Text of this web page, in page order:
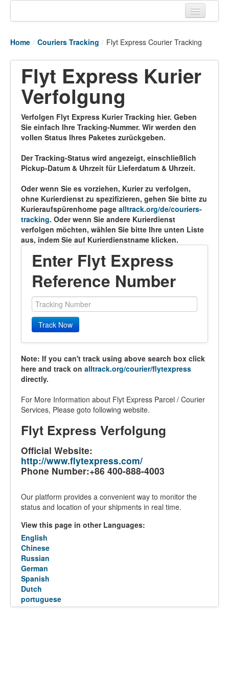
Tracking links
Couriers Tracking
Air Cargo Tracking
Postal Tracking
Vessel Tracking
Port Of Calls
Home / Couriers Tracking / Flyt Express Courier Tracking
Flyt Express Kurier
Verfolgung
Verfolgen Flyt Express Kurier Tracking hier. Geben
Sie einfach Ihre Tracking-Nummer. Wir werden den
vollen Status Ihres Paketes zurückgeben.
Der Tracking-Status wird angezeigt, einschließlich
Pickup-Datum & Uhrzeit für Lieferdatum & Uhrzeit.
Oder wenn Sie es vorziehen, Kurier zu verfolgen,
ohne Kurierdienst zu spezifizieren, gehen Sie bitte zu
Kurieraufspürenhome page alltrack.org/de/couriers-
tracking. Oder wenn Sie andere Kurierdienst
verfolgen möchten, wählen Sie bitte Ihre unten Liste
aus, indem Sie auf Kurierdienstname klicken.
Enter Flyt Express
Reference Number
Track Now
Note: If you can't track using above search box click
here and track on alltrack.org/courier/flytexpress
directly.
For More Information about Flyt Express Parcel / Courier
Services, Please goto following website.
Flyt Express Verfolgung
Official Website:
http://www.flytexpress.com/
Phone Number:+86 400-888-4003
Our platform provides a convenient way to monitor the
status and location of your shipments in real time.
View this page in other Languages:
English
Chinese
Russian
German
Spanish
Dutch
portuguese